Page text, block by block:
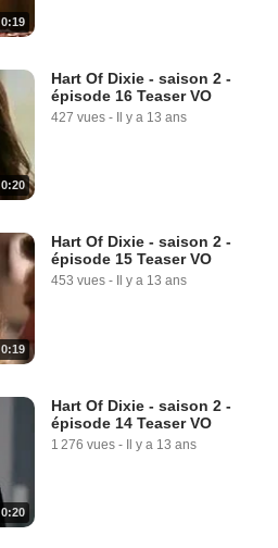
0:19
0:20
Hart Of Dixie - saison 2 -
épisode 16 Teaser VO
427 vues - Il y a 13 ans
0:19
Hart Of Dixie - saison 2 -
épisode 15 Teaser VO
453 vues - Il y a 13 ans
0:20
Hart Of Dixie - saison 2 -
épisode 14 Teaser VO
1 276 vues - Il y a 13 ans